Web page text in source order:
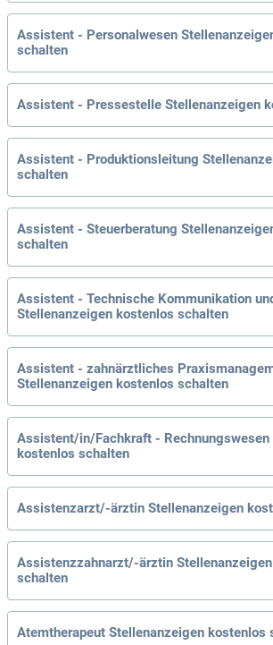
Assistent - Personalwesen
schalten
Assistent - Pressestelle Stellenanzeigen
Assistent - Produktionsleitung
schalten
Assistent - Steuerberatung
schalten
Assistent - Technische Kommunikation
Stellenanzeigen kostenlos schalten
Assistent - zahnärztliches
Stellenanzeigen kostenlos schalten
Assistent/in/Fachkraft - Rechnungswesen
kostenlos schalten
Assistenzarzt/-ärztin Stellenanzeigen
Assistenzzahnarzt/-ärztin
schalten
Atemtherapeut Stellenanzeigen kostenlos